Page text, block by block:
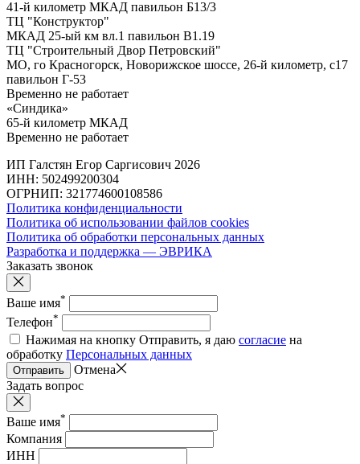
41-й километр МКАД павильон Б13/3
ТЦ "Конструктор"
МКАД 25-ый км вл.1 павильон В1.19
ТЦ "Строительный Двор Петровский"
МО, го Красногорск, Новорижское шоссе, 26-й километр, с17
павильон Г-53
Временно не работает
«Синдика»
65-й километр МКАД
Временно не работает
ИП Галстян Егор Саргисович 2026
ИНН: 502499200304
ОГРНИП: 321774600108586
Политика конфиденциальности
Политика об использовании файлов cookies
Политика об обработки персональных данных
Разработка и поддержка — ЭВРИКА
Заказать звонок
Ваше имя*
Телефон*
Нажимая на кнопку Отправить, я даю согласие на
обработку Персональных данных
Отправить
Отмена
Задать вопрос
Ваше имя*
Компания
ИНН